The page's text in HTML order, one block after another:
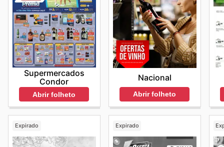
Supermercados
Condor
Abrir folheto
Nacional
Abrir folheto
Expirado Expirado